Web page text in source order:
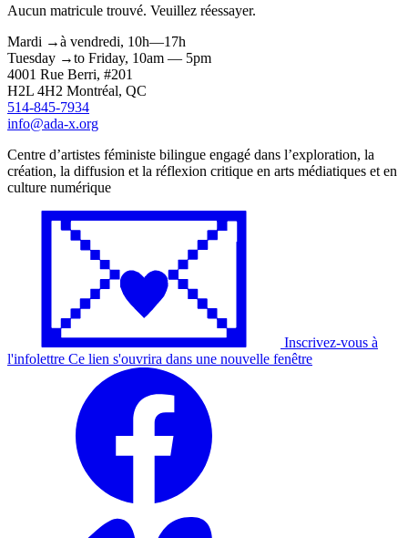
Aucun matricule trouvé. Veuillez réessayer.
Mardi →à vendredi, 10h—17h
Tuesday →to Friday, 10am — 5pm
4001 Rue Berri, #201
H2L 4H2 Montréal, QC
514-845-7934
info@ada-x.org
Centre d’artistes féministe bilingue engagé dans l’exploration, la
création, la diffusion et la réflexion critique en arts médiatiques et en
culture numérique
Inscrivez-vous à
l'infolettre Ce lien s'ouvrira dans une nouvelle fenêtre